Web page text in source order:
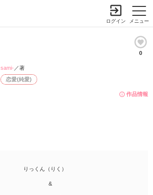
メニュー
ログイン
0
作品情報
恋愛(純愛)
sami- ／著
りっくん（りく）
&